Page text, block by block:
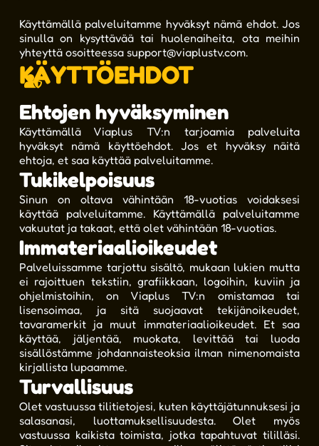
Käyttämällä palveluitamme hyväksyt nämä ehdot. Jos
sinulla on kysyttävää tai huolenaiheita, ota meihin
yhteyttä osoitteessa support@viaplustv.com.
KÄYTTÖEHDOT
Ehtojen hyväksyminen
Käyttämällä Viaplus TV:n tarjoamia palveluita
hyväksyt nämä käyttöehdot. Jos et hyväksy näitä
ehtoja, et saa käyttää palveluitamme.
Tukikelpoisuus
Sinun on oltava vähintään 18-vuotias voidaksesi
käyttää palveluitamme. Käyttämällä palveluitamme
vakuutat ja takaat, että olet vähintään 18-vuotias.
Immateriaalioikeudet
Palveluissamme tarjottu sisältö, mukaan lukien mutta
ei rajoittuen tekstiin, grafiikkaan, logoihin, kuviin ja
ohjelmistoihin, on Viaplus TV:n omistamaa tai
lisensoimaa, ja sitä suojaavat tekijänoikeudet,
tavaramerkit ja muut immateriaalioikeudet. Et saa
käyttää, jäljentää, muokata, levittää tai luoda
sisällöstämme johdannaisteoksia ilman nimenomaista
kirjallista lupaamme.
Turvallisuus
Olet vastuussa tilitietojesi, kuten käyttäjätunnuksesi ja
salasanasi, luottamuksellisuudesta. Olet myös
vastuussa kaikista toimista, jotka tapahtuvat tililläsi.